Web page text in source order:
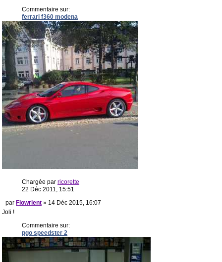
Commentaire sur:
ferrari f360 modena
Chargée par ricorette
22 Déc 2011, 15:51
par Flowrient » 14 Déc 2015, 16:07
Joli !
Commentaire sur:
pgo speedster 2